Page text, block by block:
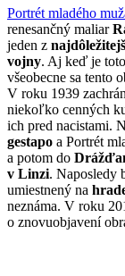
Portrét mladého
renesančný maliar
jeden z
vojny. Aj keď je
všeobecne sa tento
V roku 1939
niekoľko cenných
ich pred nacistami.
gestapo a Portrét
a potom do
v Linzi. Naposledy
umiestnený na
neznáma. V roku
o znovuobjavení